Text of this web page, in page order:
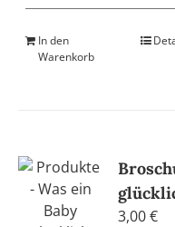
In den
Warenkorb
3,00€